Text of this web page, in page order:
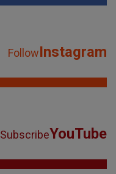
FollowInstagram
SubscribeYouTube